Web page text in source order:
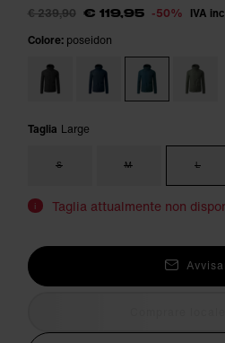
€ 239,90 € 119,95 -50% IVA
Colore: poseidon
Taglia Large
S M L
i Taglia attualmente non